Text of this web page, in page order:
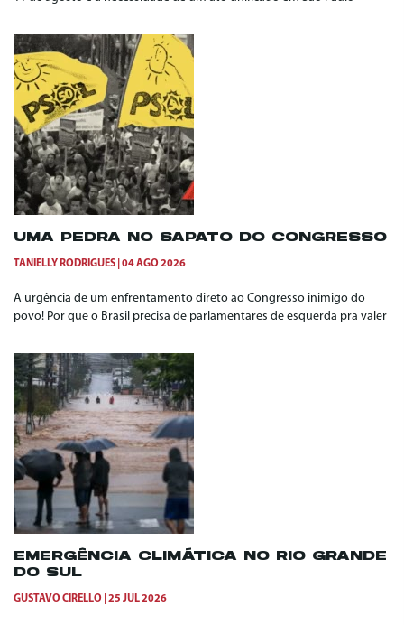
UMA PEDRA NO SAPATO DO CONGRESSO
TANIELLY RODRIGUES 04 AGO 2026
A urgência de um enfrentamento direto ao Congresso inimigo do
povo! Por que o Brasil precisa de parlamentares de esquerda pra valer
EMERGÊNCIA CLIMÁTICA NO RIO GRANDE
DO SUL
GUSTAVO CIRELLO 25 JUL 2026